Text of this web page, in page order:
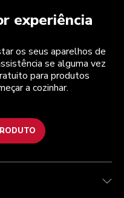
experiência
os seus aparelhos de
se alguma vez
para produtos
a cozinhar.